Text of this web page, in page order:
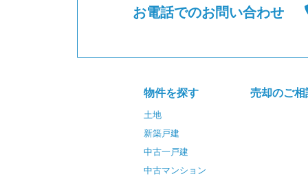
お電話でのお問い合わせ
物件を探す
土地
新築戸建
中古一戸建
中古マンション
売却のご相